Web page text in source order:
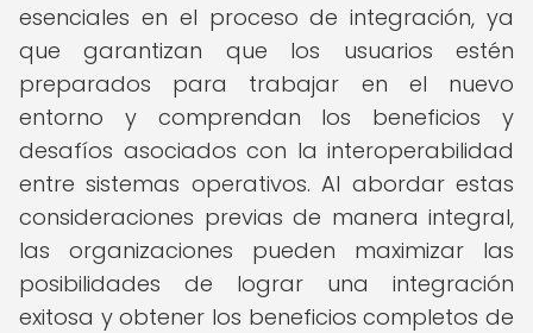
esenciales en el proceso de integración, ya
que garantizan que los usuarios estén
preparados para trabajar en el nuevo
entorno y comprendan los beneficios y
desafíos asociados con la interoperabilidad
entre sistemas operativos. Al abordar estas
consideraciones previas de manera integral,
las organizaciones pueden maximizar las
posibilidades de lograr una integración
exitosa y obtener los beneficios completos de